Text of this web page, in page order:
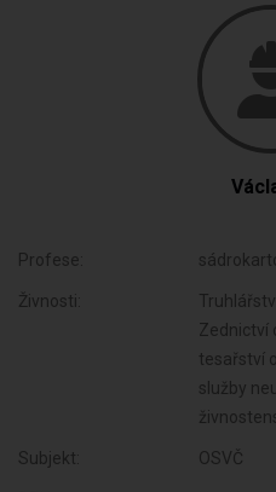
Profese:
Živnosti:
Zednictví
tesařství
služby
Subjekt: OSVČ